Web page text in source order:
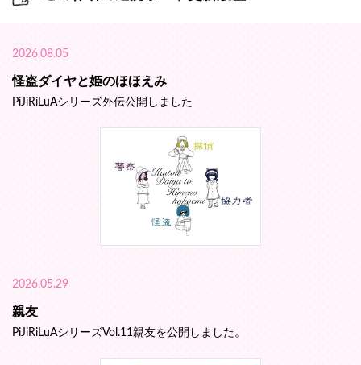
2026.08.05
怪盗ダイヤと姫のほほえみ
PiJiRiLuAシリーズ外伝公開しました
2026.05.29
親友
PiJiRiLuAシリーズVol.11親友を公開しました。